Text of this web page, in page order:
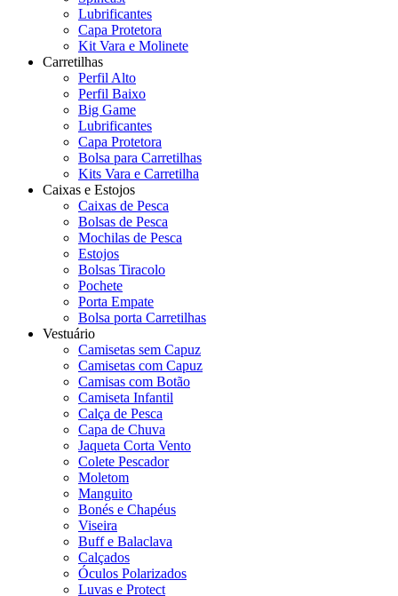
Lubrificantes
Capa Protetora
Kit Vara e Molinete
Carretilhas
Perfil Alto
Perfil Baixo
Big Game
Lubrificantes
Capa Protetora
Bolsa para Carretilhas
Kits Vara e Carretilha
Caixas e Estojos
Caixas de Pesca
Bolsas de Pesca
Mochilas de Pesca
Estojos
Bolsas Tiracolo
Pochete
Porta Empate
Bolsa porta Carretilhas
Vestuário
Camisetas sem Capuz
Camisetas com Capuz
Camisas com Botão
Camiseta Infantil
Calça de Pesca
Capa de Chuva
Jaqueta Corta Vento
Colete Pescador
Moletom
Manguito
Bonés e Chapéus
Viseira
Buff e Balaclava
Calçados
Óculos Polarizados
Luvas e Protect